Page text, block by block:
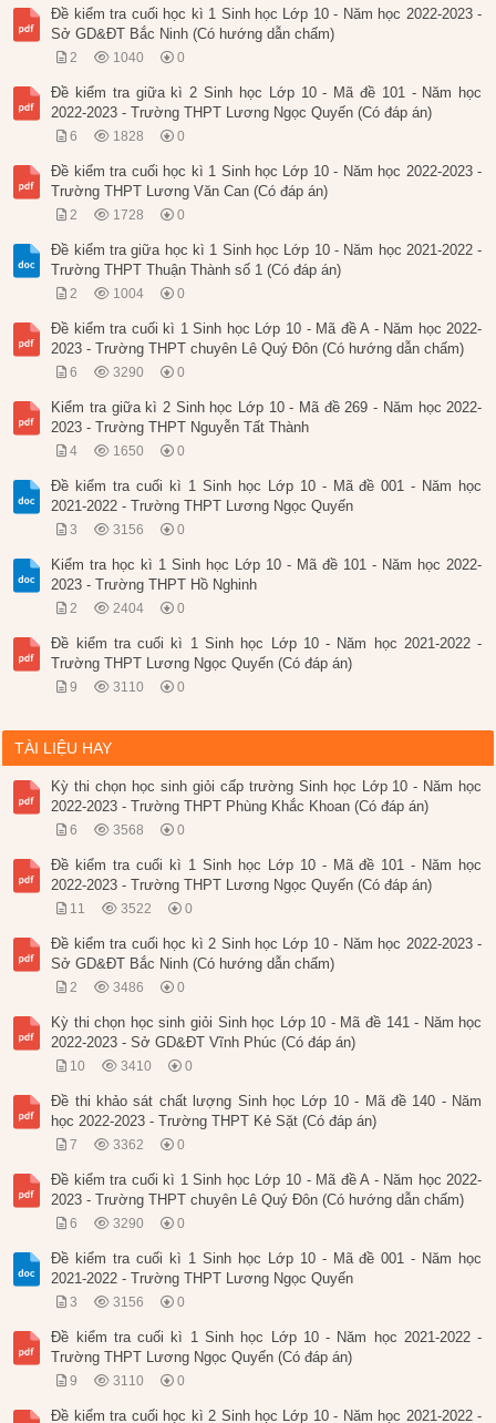
Đề kiểm tra cuối học kì 1 Sinh học Lớp 10 - Năm học 2022-2023 -
Sở GD&ĐT Bắc Ninh (Có hướng dẫn chấm)
2 1040 0
Đề kiểm tra giữa kì 2 Sinh học Lớp 10 - Mã đề 101 - Năm học
2022-2023 - Trường THPT Lương Ngọc Quyến (Có đáp án)
6 1828 0
Đề kiểm tra cuối học kì 1 Sinh học Lớp 10 - Năm học 2022-2023 -
Trường THPT Lương Văn Can (Có đáp án)
2 1728 0
Đề kiểm tra giữa học kì 1 Sinh học Lớp 10 - Năm học 2021-2022 -
Trường THPT Thuận Thành số 1 (Có đáp án)
2 1004 0
Đề kiểm tra cuối kì 1 Sinh học Lớp 10 - Mã đề A - Năm học 2022-
2023 - Trường THPT chuyên Lê Quý Đôn (Có hướng dẫn chấm)
6 3290 0
Kiểm tra giữa kì 2 Sinh học Lớp 10 - Mã đề 269 - Năm học 2022-
2023 - Trường THPT Nguyễn Tất Thành
4 1650 0
Đề kiểm tra cuối kì 1 Sinh học Lớp 10 - Mã đề 001 - Năm học
2021-2022 - Trường THPT Lương Ngọc Quyến
3 3156 0
Kiểm tra học kì 1 Sinh học Lớp 10 - Mã đề 101 - Năm học 2022-
2023 - Trường THPT Hồ Nghinh
2 2404 0
Đề kiểm tra cuối kì 1 Sinh học Lớp 10 - Năm học 2021-2022 -
Trường THPT Lương Ngọc Quyến (Có đáp án)
9 3110 0
TÀI LIỆU HAY
Kỳ thi chọn học sinh giỏi cấp trường Sinh học Lớp 10 - Năm học
2022-2023 - Trường THPT Phùng Khắc Khoan (Có đáp án)
6 3568 0
Đề kiểm tra cuối kì 1 Sinh học Lớp 10 - Mã đề 101 - Năm học
2022-2023 - Trường THPT Lương Ngọc Quyến (Có đáp án)
11 3522 0
Đề kiểm tra cuối học kì 2 Sinh học Lớp 10 - Năm học 2022-2023 -
Sở GD&ĐT Bắc Ninh (Có hướng dẫn chấm)
2 3486 0
Kỳ thi chọn học sinh giỏi Sinh học Lớp 10 - Mã đề 141 - Năm học
2022-2023 - Sở GD&ĐT Vĩnh Phúc (Có đáp án)
10 3410 0
Đề thi khảo sát chất lượng Sinh học Lớp 10 - Mã đề 140 - Năm
học 2022-2023 - Trường THPT Kẻ Sặt (Có đáp án)
7 3362 0
Đề kiểm tra cuối kì 1 Sinh học Lớp 10 - Mã đề A - Năm học 2022-
2023 - Trường THPT chuyên Lê Quý Đôn (Có hướng dẫn chấm)
6 3290 0
Đề kiểm tra cuối kì 1 Sinh học Lớp 10 - Mã đề 001 - Năm học
2021-2022 - Trường THPT Lương Ngọc Quyến
3 3156 0
Đề kiểm tra cuối kì 1 Sinh học Lớp 10 - Năm học 2021-2022 -
Trường THPT Lương Ngọc Quyến (Có đáp án)
9 3110 0
Đề kiểm tra cuối học kì 2 Sinh học Lớp 10 - Năm học 2021-2022 -